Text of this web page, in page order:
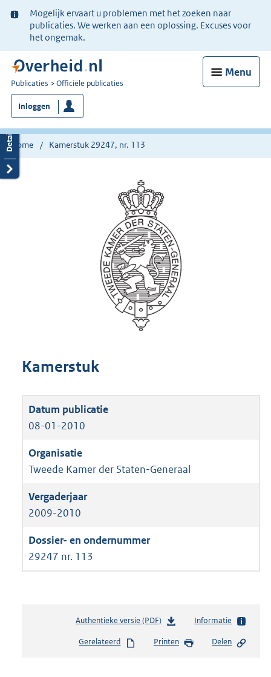
Ter
informatie:
Mogelijk ervaart u problemen met het zoeken naar
publicaties. We werken aan een oplossing. Excuses voor
het ongemak.
Menu
U
bent
nu
hier:
Publicaties Officiële publicaties
Inloggen
Home Kamerstuk 29247, nr. 113
Kamerstuk
08-01-2010
Tweede Kamer der Staten-Generaal
2009-2010
29247 nr. 113
Authentieke versie (PDF)b
s
Informatie
Gerelateerd Printen Delen